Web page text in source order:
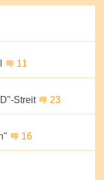
11
Streit
23
16